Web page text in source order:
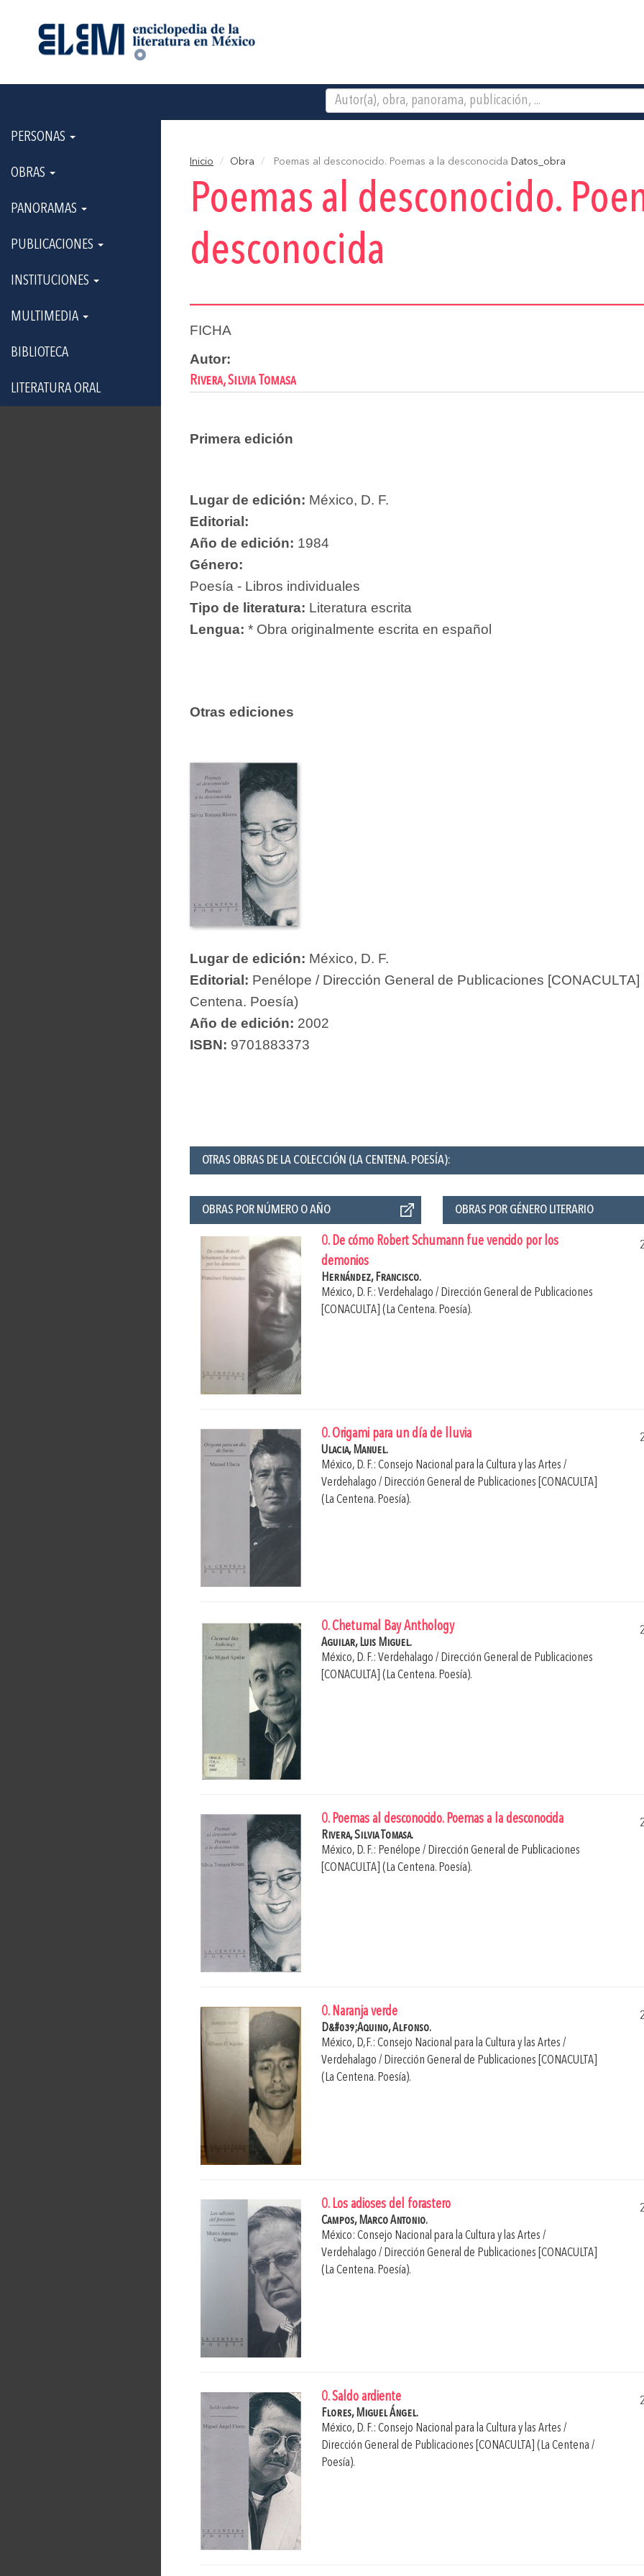
PERSONAS
OBRAS
PANORAMAS
PUBLICACIONES
INSTITUCIONES
MULTIMEDIA
BIBLIOTECA
LITERATURA ORAL
Inicio Obra Poemas al desconocido. Poemas a la desconocida Datos_obra
Poemas al desconocido.
desconocida
FICHA
Autor:
Rivera, Silvia Tomasa
Primera edición
Lugar de edición: México, D. F.
Editorial:
Año de edición: 1984
Género:
Poesía - Libros individuales
Tipo de literatura: Literatura escrita
Lengua: * Obra originalmente escrita en español
Otras ediciones
Lugar de edición: México, D. F.
Editorial: Penélope / Dirección General de Publicaciones [CONACULTA]
Centena. Poesía)
Año de edición: 2002
ISBN: 9701883373
OTRAS OBRAS DE LA COLECCIÓN (LA CENTENA. POESÍA):
OBRAS POR NÚMERO O AÑO OBRAS POR GÉNERO LITERARIO
0. De cómo Robert Schumann fue vencido por los
demonios
Hernández, Francisco.
México, D. F.: Verdehalago / Dirección General de Publicaciones
[CONACULTA] (La Centena. Poesía).
0. Origami para un día de lluvia
Ulacia, Manuel.
México, D. F.: Consejo Nacional para la Cultura y las Artes /
Verdehalago / Dirección General de Publicaciones [CONACULTA]
(La Centena. Poesía).
0. Chetumal Bay Anthology
Aguilar, Luis Miguel.
México, D. F.: Verdehalago / Dirección General de Publicaciones
[CONACULTA] (La Centena. Poesía).
0. Poemas al desconocido. Poemas a la desconocida
Rivera, Silvia Tomasa.
México, D. F.: Penélope / Dirección General de Publicaciones
[CONACULTA] (La Centena. Poesía).
0. Naranja verde
D&#039;Aquino, Alfonso.
México, D,F.: Consejo Nacional para la Cultura y las Artes /
Verdehalago / Dirección General de Publicaciones [CONACULTA]
(La Centena. Poesía).
0. Los adioses del forastero
Campos, Marco Antonio.
México: Consejo Nacional para la Cultura y las Artes /
Verdehalago / Dirección General de Publicaciones [CONACULTA]
(La Centena. Poesía).
0. Saldo ardiente
Flores, Miguel Ángel.
México, D. F.: Consejo Nacional para la Cultura y las Artes /
Dirección General de Publicaciones [CONACULTA] (La Centena /
Poesía).